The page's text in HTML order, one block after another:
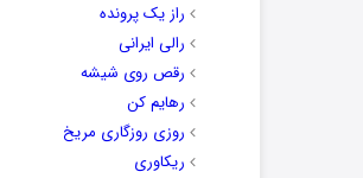
راز یک پرونده
رالی ایرانی
رقص روی شیشه
رهایم کن
روزی روزگاری مریخ
ریکاوری